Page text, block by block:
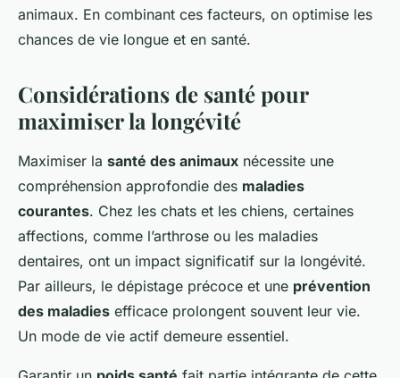
animaux. En combinant ces facteurs, on optimise les
chances de vie longue et en santé.
Considérations de santé pour
maximiser la longévité
Maximiser la santé des animaux nécessite une
compréhension approfondie des maladies
courantes. Chez les chats et les chiens, certaines
affections, comme l’arthrose ou les maladies
dentaires, ont un impact significatif sur la longévité.
Par ailleurs, le dépistage précoce et une prévention
des maladies efficace prolongent souvent leur vie.
Un mode de vie actif demeure essentiel.